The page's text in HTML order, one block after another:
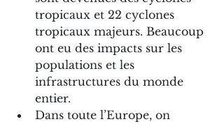
tropicaux et 22 cyclones
tropicaux majeurs. Beaucoup
ont eu des impacts sur les
populations et les
infrastructures du monde
entier.
Dans toute l’Europe, on